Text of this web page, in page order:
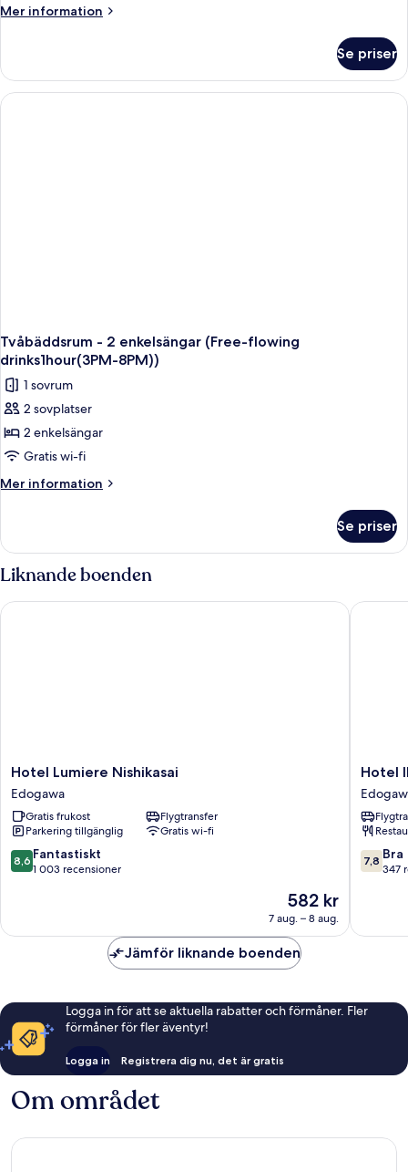
-Mer information
Mer
(Seasonal
Event
Room
Se priser
Tvåbäddsrum - 2 enkelsängar (Free-flowing
drinks1hour(3PM-8PM))
1 sovrum
2 sovplatser
2 enkelsängar
Gratis wi-fi
Mer information
Mer
-
2
enkelsängar
(Free-
flowing
Se priser
Liknande boenden
Hotel
Lumiere
Nishikasai
Edogawa
Hotel Lumiere Nishikasai
Edogawa
Gratis frukost
Flygtransfer
Parkering tillgänglig
Gratis wi-fi
8.6
av
8,6 Fantastiskt
1 003 recensioner
Priset
582 kr
582 kr
7 aug. – 8 aug.
Hotel Lumiere Nishikasai
Hotel
IL
FIORE
Kasai
Annex
Hotel
7.8
av
7,8 Bra
347
Hotel IL
Jämför liknande boenden
Logga in för att se aktuella rabatter och förmåner. Fler
förmåner för fler äventyr!
Logga in Registrera dig nu, det är gratis
Om området